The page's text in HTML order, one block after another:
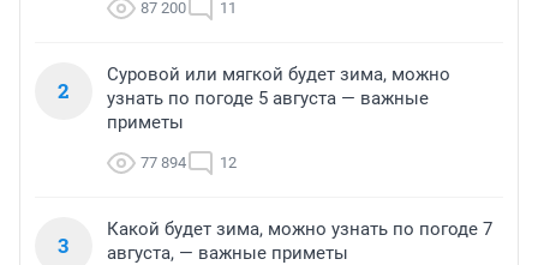
87 200 11
2
Суровой или мягкой будет зима, можно
узнать по погоде 5 августа — важные
приметы
77 894 12
3
Какой будет зима, можно узнать по погоде 7
августа, — важные приметы